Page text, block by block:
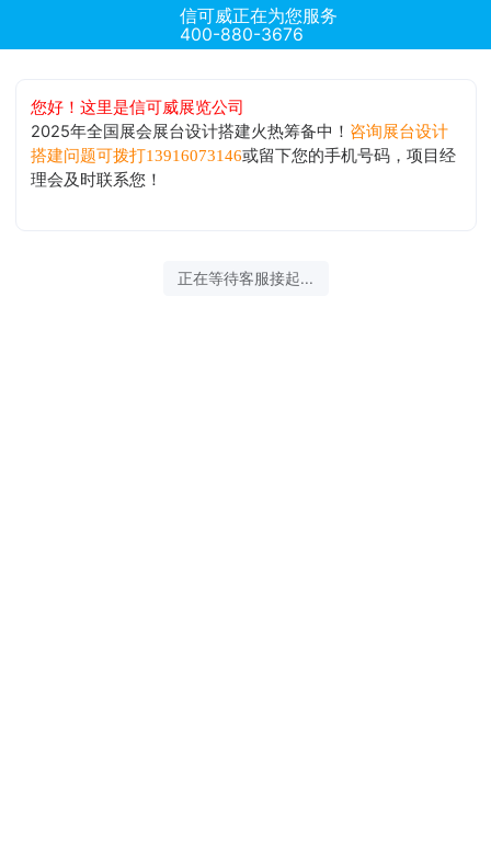
信可威正在为您服务
400-880-3676
您好！这里是信可威展览公司
2025年全国展会展台设计搭建火热筹备中！ 咨询展台设计
搭建问题可拨打13916073146或留下您的手机号码，项目经
理会及时联系您！
正在等待客服接起...